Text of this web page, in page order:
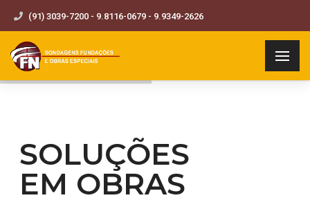
(91) 3039-7200 - 9.8116-0679 - 9.9349-2626
SOLUÇÕES
EM OBRAS